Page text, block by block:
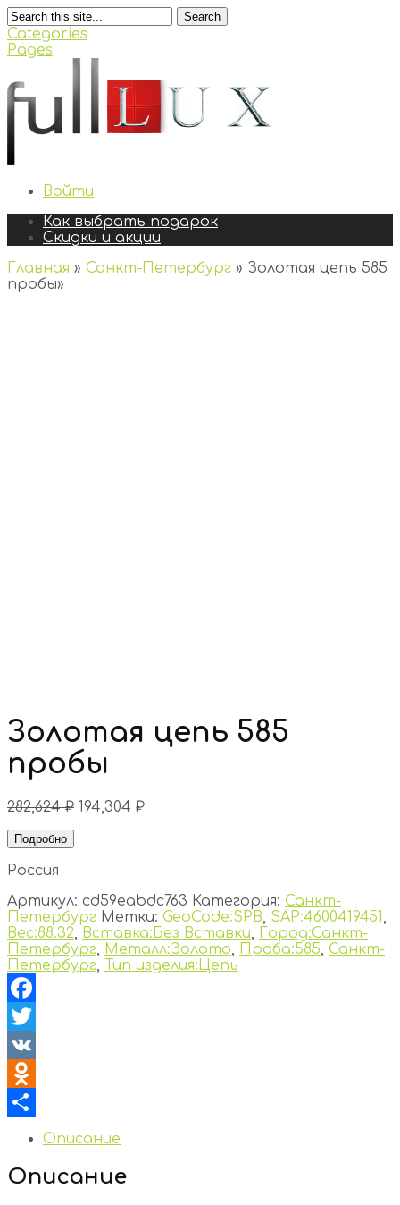
Search
Categories
Pages
Войти
Как выбрать подарок
Скидки и акции
Главная » Санкт-Петербург » Золотая цепь 585
пробы»
Золотая цепь 585
пробы
282,624₽ 194,304 ₽
Подробно
Россия
Артикул: cd59eabdc763 Категория: Санкт-
Петербург Метки: GeoCode:SPB, SAP:4600419451,
Вес:88.32, Вставка:Без Вставки, Город:Санкт-
Петербург, Металл:Золото, Проба:585, Санкт-
Петербург, Тип изделия:Цепь
Facebook
Twitter
VK
Odnoklassniki
Отправить
Описание
Описание